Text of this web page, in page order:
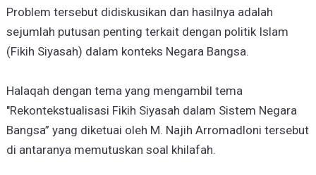
Problem tersebut didiskusikan dan hasilnya adalah
sejumlah putusan penting terkait dengan politik Islam
(Fikih Siyasah) dalam konteks Negara Bangsa.
Halaqah dengan tema yang mengambil tema
"Rekontekstualisasi Fikih Siyasah dalam Sistem Negara
Bangsa” yang diketuai oleh M. Najih Arromadloni tersebut
di antaranya memutuskan soal khilafah.